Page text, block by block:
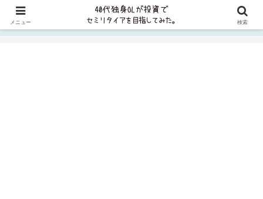
貯金ゼロから8年で資産5000万円、2023年に1億円を突破しました✨FP2級
取得＆コツコツ投資を実践中＞
メニュー 検索